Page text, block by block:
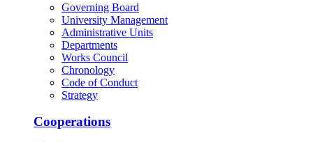
Governing Board
University Management
Administrative Units
Departments
Works Council
Chronology
Code of Conduct
Strategy
Cooperations